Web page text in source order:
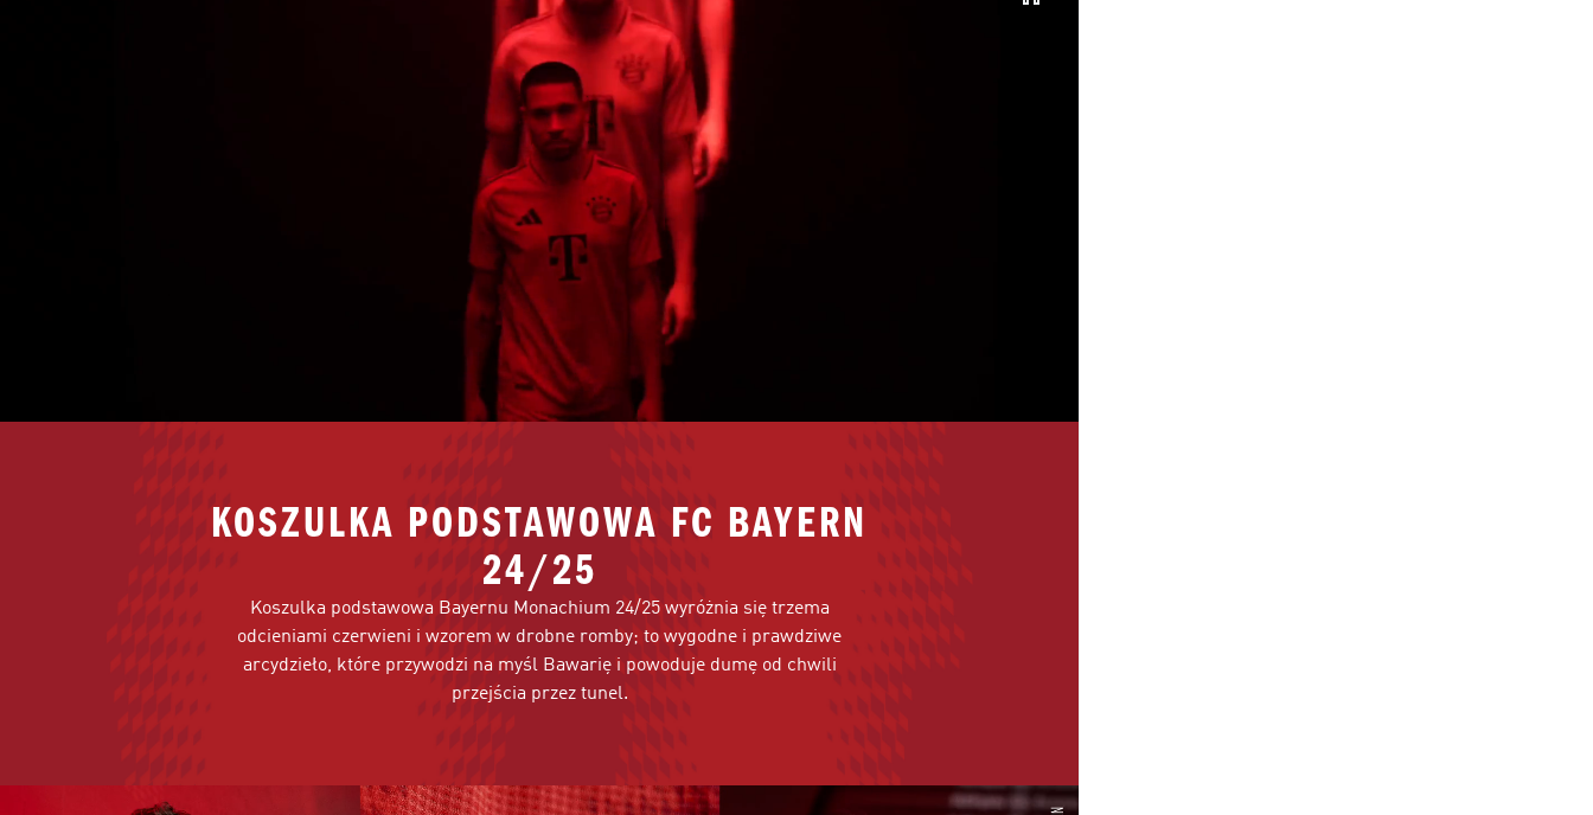
KOSZULKA PODSTAWOWA FC BAYERN
24/25
Koszulka podstawowa Bayernu Monachium 24/25 wyróżnia się trzema
odcieniami czerwieni i wzorem w drobne romby; to wygodne i prawdziwe
arcydzieło, które przywodzi na myśl Bawarię i powoduje dumę od chwili
przejścia przez tunel.